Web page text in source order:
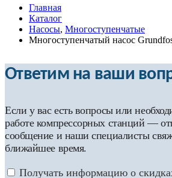
Главная
Каталог
Насосы, Многоступенчатые
Многоступенчатый насос
Ответим на ваши
Если у вас есть вопросы или
работе компрессорных станций —
сообщение и наши специалисты
ближайшее время.
Получать информацию о